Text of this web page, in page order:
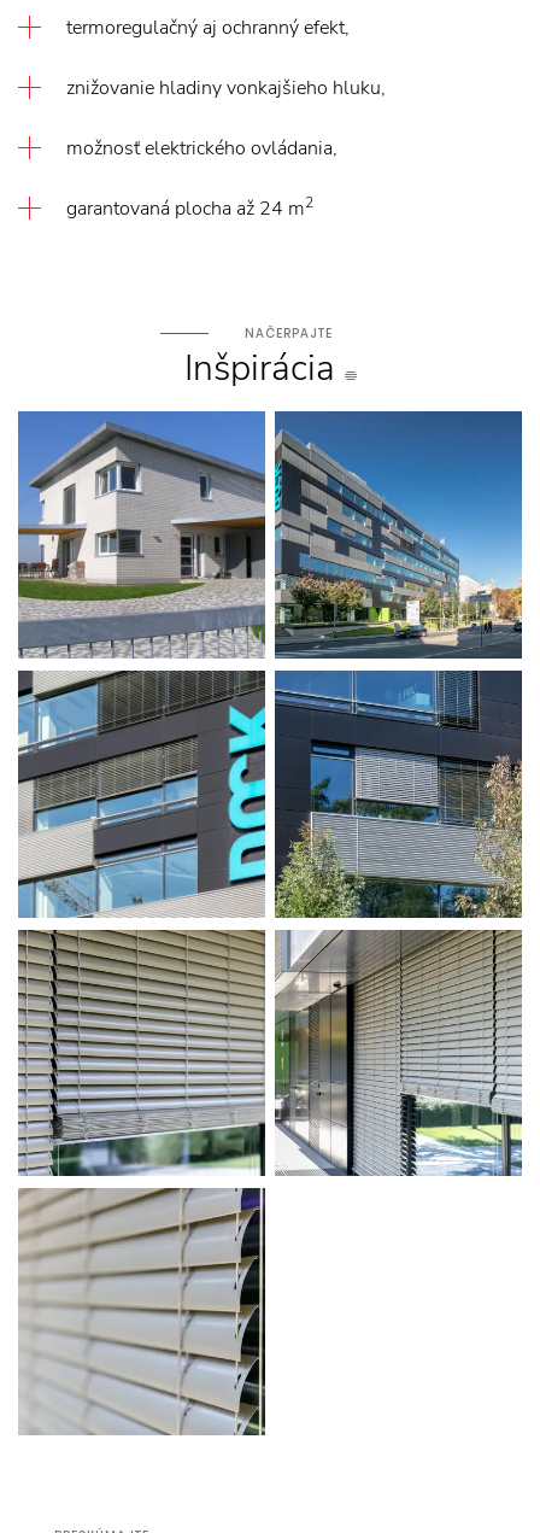
termoregulačný aj ochranný efekt,
znižovanie hladiny vonkajšieho hluku,
možnosť elektrického ovládania,
garantovaná plocha až 24 m2
NAČERPAJTE
Inšpirácia